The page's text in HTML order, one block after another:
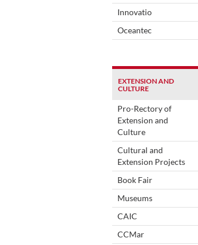
Innovatio
Oceantec
EXTENSION AND
CULTURE
Pro-Rectory of
Extension and
Culture
Cultural and
Extension Projects
Book Fair
Museums
CAIC
CCMar